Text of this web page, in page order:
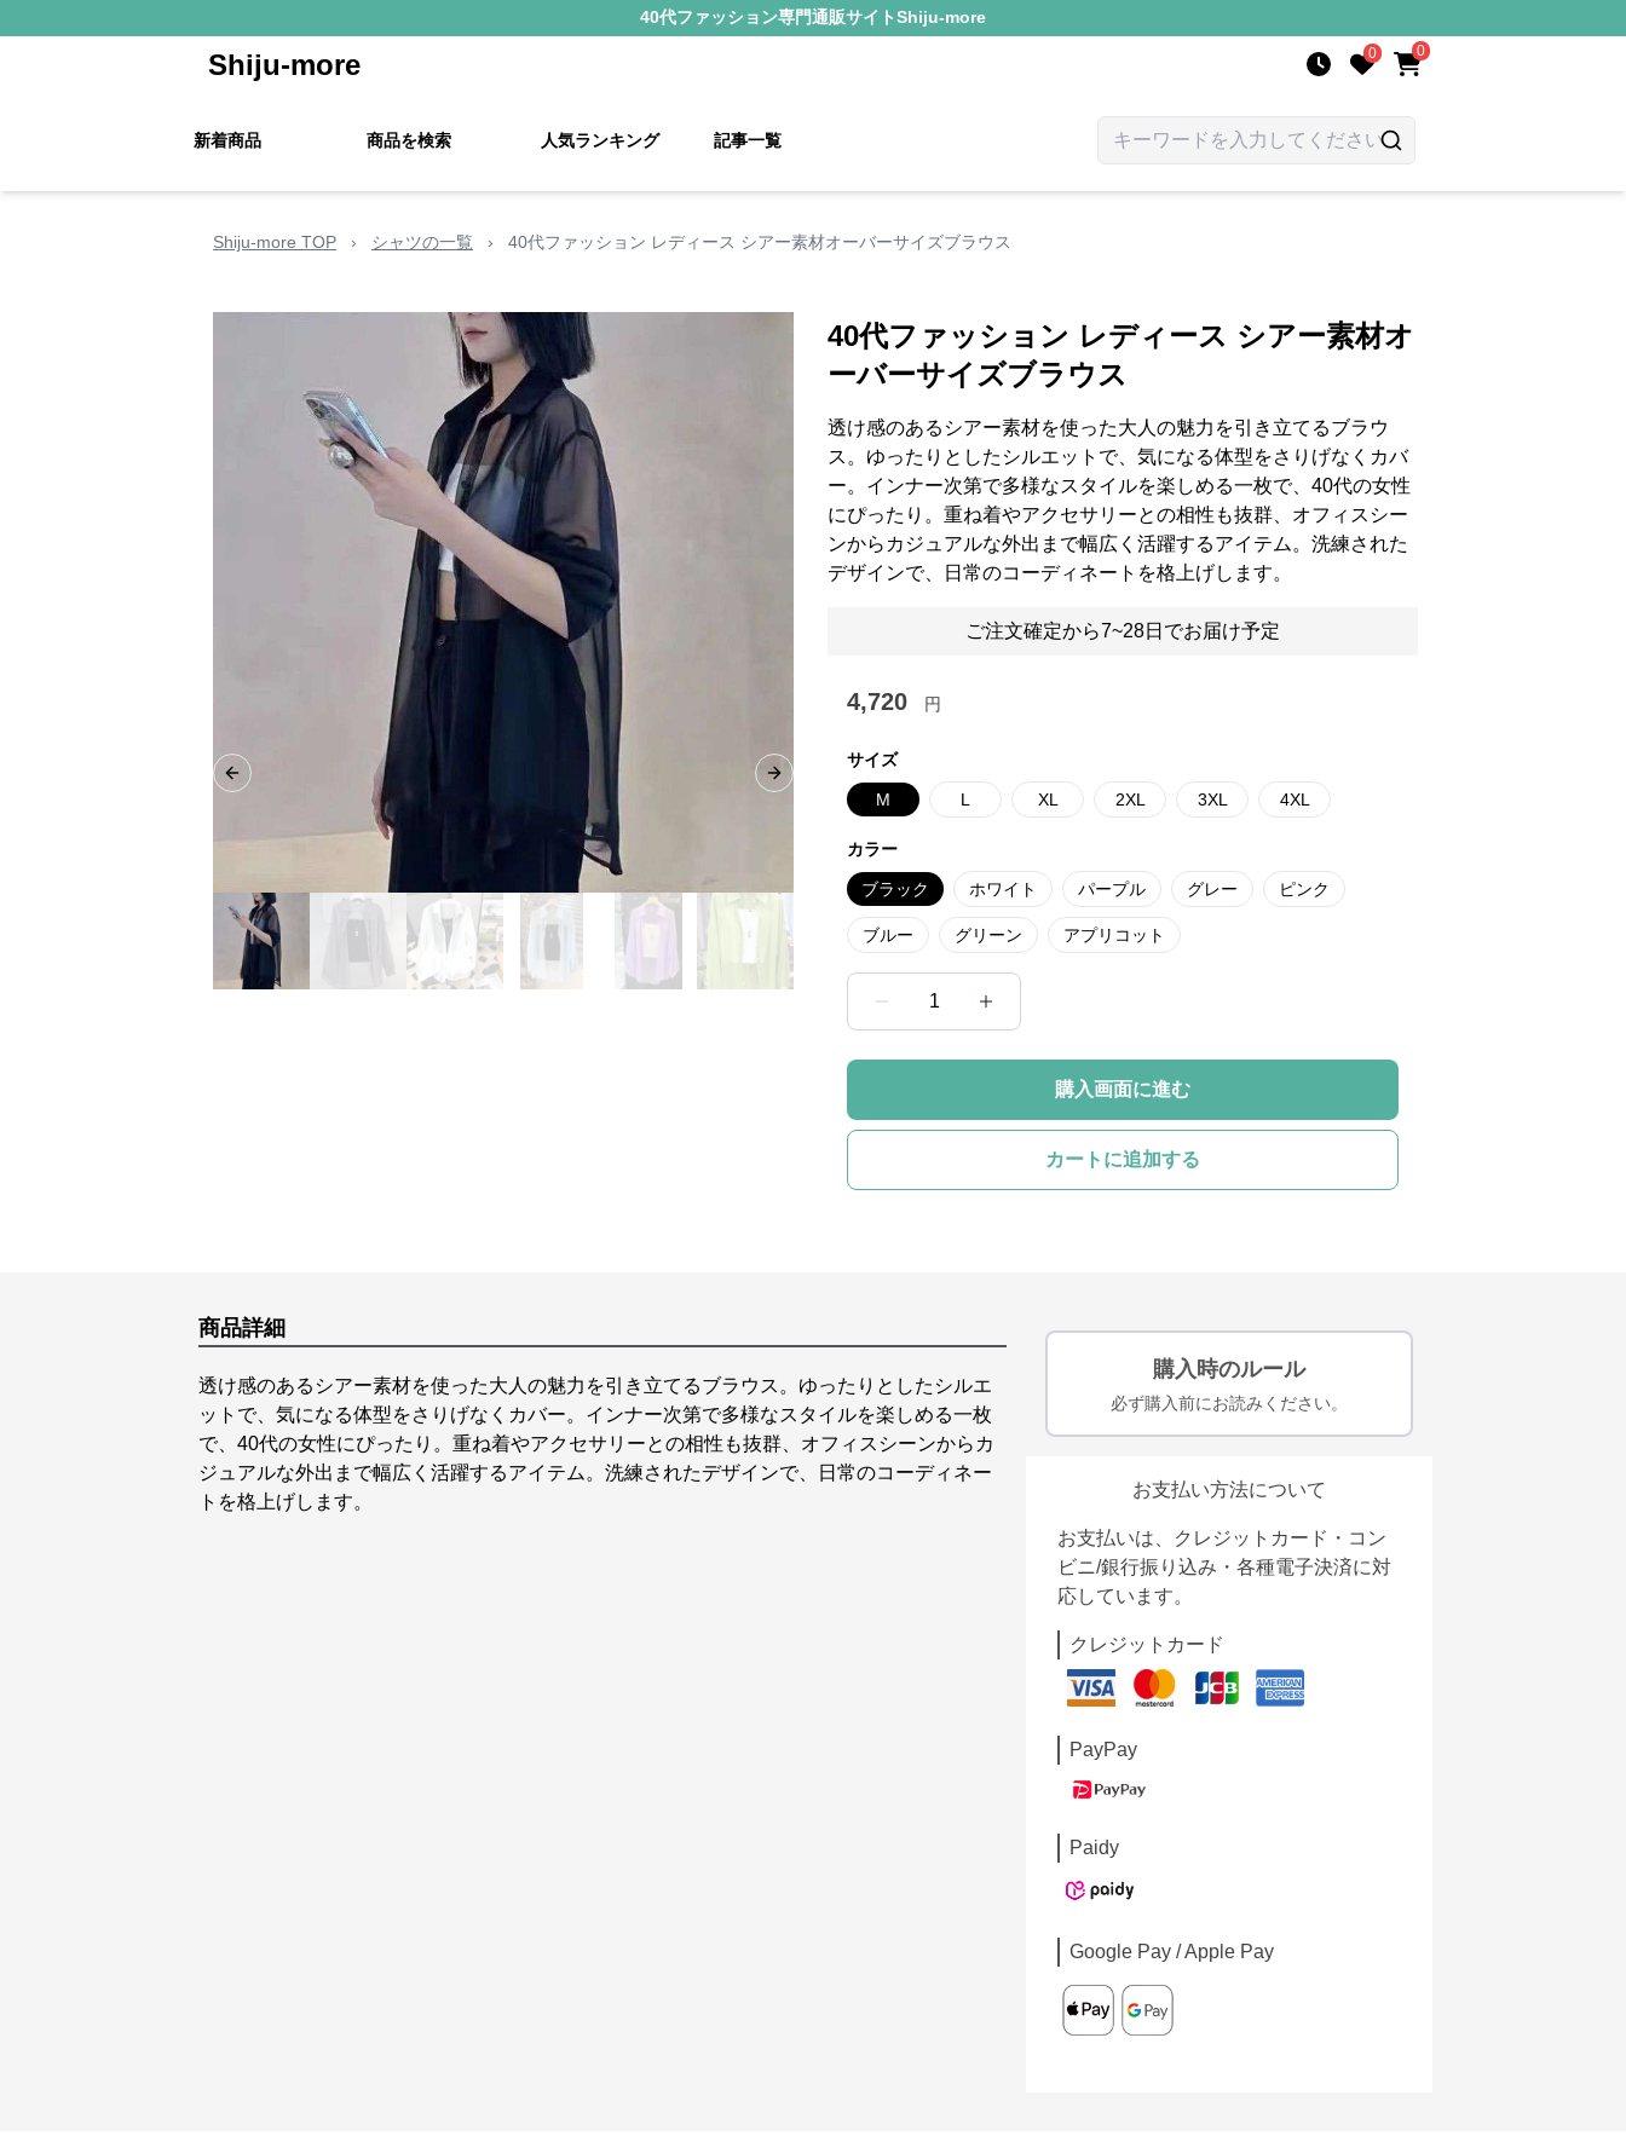
40代ファッション専門通販サイトShiju-more
Shiju-more 0 0
新着商品 商品を検索 人気ランキング 記事一覧
Shiju-more TOP › シャツの一覧 › 40代ファッション レディース シアー素材オーバーサイズブラウス
Previous slide Next slide
40代ファッション レディース シアー素材オ
ーバーサイズブラウス
透け感のあるシアー素材を使った大人の魅力を引き立てるブラウ
ス。ゆったりとしたシルエットで、気になる体型をさりげなくカバ
ー。インナー次第で多様なスタイルを楽しめる一枚で、40代の女性
にぴったり。重ね着やアクセサリーとの相性も抜群、オフィスシー
ンからカジュアルな外出まで幅広く活躍するアイテム。洗練された
デザインで、日常のコーディネートを格上げします。
ご注文確定から7~28日でお届け予定
4,720 円
サイズ
M L XL 2XL 3XL 4XL
カラー
ブラック ホワイト パープル グレー ピンク
ブルー グリーン アプリコット
1
購入画面に進む
カートに追加する
商品詳細
透け感のあるシアー素材を使った大人の魅力を引き立てるブラウス。ゆったりとしたシルエ
ットで、気になる体型をさりげなくカバー。インナー次第で多様なスタイルを楽しめる一枚
で、40代の女性にぴったり。重ね着やアクセサリーとの相性も抜群、オフィスシーンからカ
ジュアルな外出まで幅広く活躍するアイテム。洗練されたデザインで、日常のコーディネー
トを格上げします。
購入時のルール
必ず購入前にお読みください。
お支払い方法について
お支払いは、クレジットカード・コン
ビニ/銀行振り込み・各種電子決済に対
応しています。
クレジットカード
PayPay
Paidy
Google Pay / Apple Pay